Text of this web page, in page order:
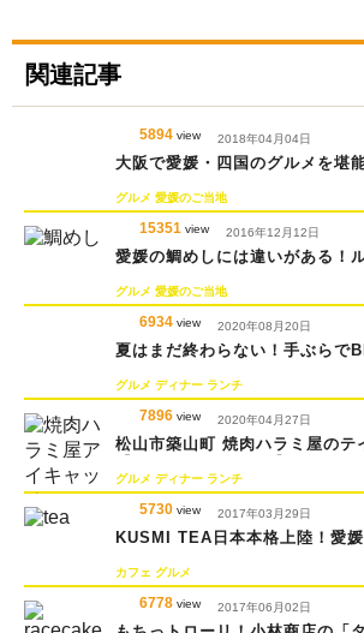
関連記事
5894 view 2018年04月04日
大阪で愛媛・四国のグルメを堪
グルメ 愛媛のご当地
15351 view 2016年12月12日
愛媛の鯛めしには違いがある！
グルメ 愛媛のご当地
6934 view 2020年08月20日
夏はまだ終わらない！手ぶらで
グルメ ディナー ランチ
7896 view 2020年04月27日
松山市築山町 焼肉ハラミ屋のテ
グルメ ディナー ランチ
5730 view 2017年03月29日
KUSMI TEA日本本格上陸！愛
カフェ グルメ
6778 view 2017年06月02日